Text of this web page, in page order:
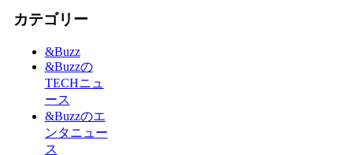
カテゴリー
&Buzz
&Buzzの
TECHニュ
ース
&Buzzのエ
ンタニュー
ス